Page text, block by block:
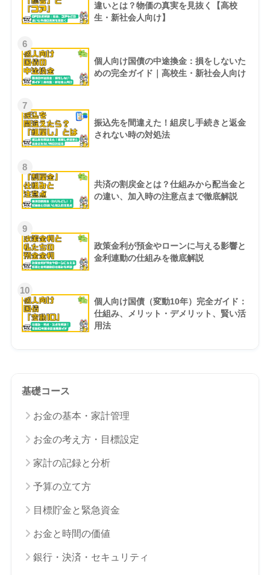
違いとは？物価の真実を見抜く【高校
生・新社会人向け】
6
個人向け国債の中途換金：損をしないた
めの完全ガイド｜高校生・新社会人向け
7
振込先を間違えた！組戻し手続きと返金
されない時の対処法
8
共済の割戻金とは？仕組みから配当金と
の違い、加入時の注意点まで徹底解説
9
政策金利が預金やローンに与える影響と
金利連動の仕組みを徹底解説
10
個人向け国債（変動10年）完全ガイド：
仕組み、メリット・デメリット、賢い活
用法
基礎コース
お金の基本・家計管理
お金の考え方・目標設定
家計の記録と分析
予算の立て方
目標貯金と緊急資金
お金と時間の価値
銀行・決済・セキュリティ